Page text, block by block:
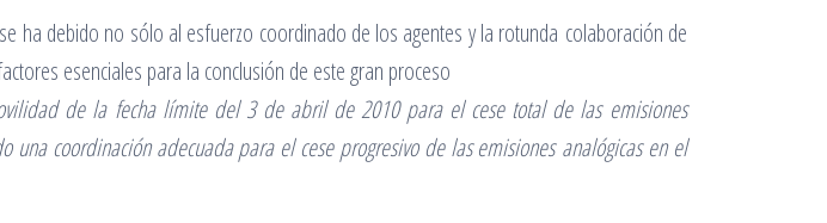
ha debido no sólo al esfuerzo coordinado de los agentes y la rotunda colaboración de
esenciales para la conclusión de este gran proceso
de la fecha límite del 3 de abril de 2010 para el cese total de las emisiones
una coordinación adecuada para el cese progresivo de las emisionesanalógicas en el